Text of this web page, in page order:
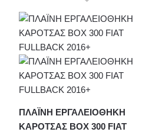
ΠΛΑΪΝΗ ΕΡΓΑΛΕΙΟΘΗΚΗ
ΚΑΡΟΤΣΑΣ BOX 300 FIAT